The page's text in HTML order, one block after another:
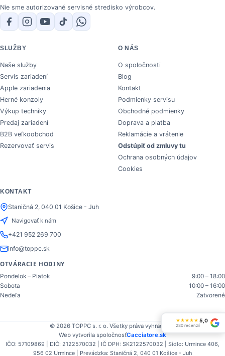
Nie sme autorizované servisné stredisko výrobcov.
SLUŽBY
Naše služby
Servis zariadení
Apple zariadenia
Herné konzoly
Výkup techniky
Predaj zariadení
B2B veľkoobchod
Rezervovať servis
O NÁS
O spoločnosti
Blog
Kontakt
Podmienky servisu
Obchodné podmienky
Doprava a platba
Reklamácie a vrátenie
Odstúpiť od zmluvy tu
Ochrana osobných údajov
Cookies
KONTAKT
Staničná 2, 040 01 Košice - Juh
Navigovať k nám
+421 952 269 700
info@toppc.sk
OTVÁRACIE HODINY
Pondelok – Piatok
9:00 – 18:00
Sobota
10:00 – 16:00
Nedeľa
Zatvorené
© 2026 TOPPC s. r. o. Všetky práva vyhradené.
Web vytvorila spoločnosťCacciatore.sk
IČO: 57109869 | DIČ: 2122570032 | IČ DPH: SK2122570032 | Sídlo: Urmince 406,
956 02 Urmince | Prevádzka: Staničná 2, 040 01 Košice - Juh
★ ★ ★ ★ ★ 5,0
280 recenzií